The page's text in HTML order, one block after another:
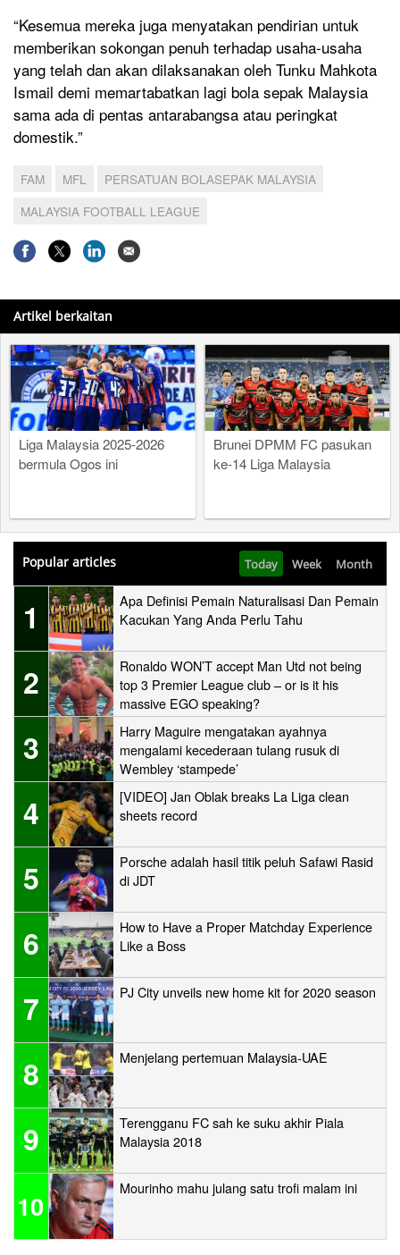
“Kesemua mereka juga menyatakan pendirian untuk
memberikan sokongan penuh terhadap usaha-usaha
yang telah dan akan dilaksanakan oleh Tunku Mahkota
Ismail demi memartabatkan lagi bola sepak Malaysia
sama ada di pentas antarabangsa atau peringkat
domestik.”
FAM MFL
PERSATUAN BOLASEPAK MALAYSIA
MALAYSIA FOOTBALL LEAGUE
Artikel berkaitan
Liga Malaysia 2025-2026
bermula Ogos ini
Brunei DPMM FC pasukan
ke-14 Liga Malaysia
Popular articles Today Week Month
1
Apa Definisi Pemain Naturalisasi Dan Pemain
Kacukan Yang Anda Perlu Tahu
2
Ronaldo WON’T accept Man Utd not being
top 3 Premier League club – or is it his
massive EGO speaking?
3
Harry Maguire mengatakan ayahnya
mengalami kecederaan tulang rusuk di
Wembley ‘stampede’
4
[VIDEO] Jan Oblak breaks La Liga clean
sheets record
5
Porsche adalah hasil titik peluh Safawi Rasid
di JDT
6
How to Have a Proper Matchday Experience
Like a Boss
7 PJ City unveils new home kit for 2020 season
8 Menjelang pertemuan Malaysia-UAE
9
Terengganu FC sah ke suku akhir Piala
Malaysia 2018
10
Mourinho mahu julang satu trofi malam ini